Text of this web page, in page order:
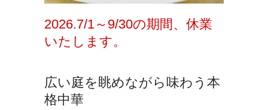
2026.7/1～9/30の期間、休業
いたします。
広い庭を眺めながら味わう本
格中華